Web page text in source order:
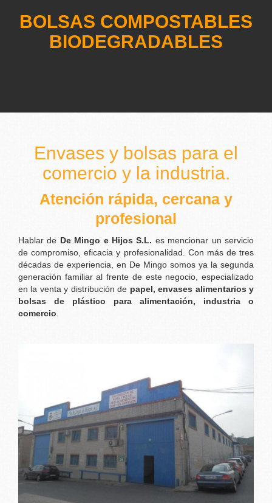
BOLSAS COMPOSTABLES
BIODEGRADABLES
Envases y bolsas para el
comercio y la industria.
Atención rápida, cercana y
profesional
Hablar de De Mingo e Hijos S.L. es mencionar un servicio
de compromiso, eficacia y profesionalidad. Con más de tres
décadas de experiencia, en De Mingo somos ya la segunda
generación familiar al frente de este negocio, especializado
en la venta y distribución de papel, envases alimentarios y
bolsas de plástico para alimentación, industria o
comercio